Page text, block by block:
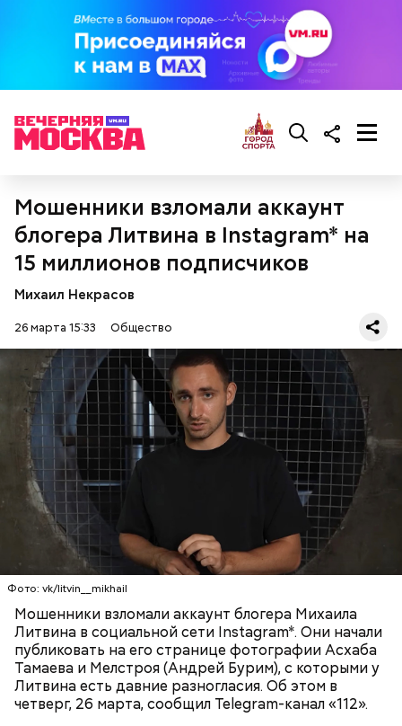
Мошенники взломали аккаунт
блогера Литвина в Instagram* на
15 миллионов подписчиков
Михаил Некрасов
26 марта 15:33 Общество
Фото: vk/litvin__mikhail
Мошенники взломали аккаунт блогера Михаила
Литвина в социальной сети Instagram*. Они начали
публиковать на его странице фотографии Асхаба
Тамаева и Мелстроя (Андрей Бурим), с которыми у
Литвина есть давние разногласия. Об этом в
четверг, 26 марта, сообщил Telegram-канал «112».
Ингредиенты:
кабачок;
брынза;
помидоры черри либо грунтовые.
Терапевт Кондрахин назвал
продукты и напитки, которые
выводят токсины из организма
Ранние плоды, по словам врача, лучше не есть:
беременным, кормящим женщинам;
людям с ослабленной иммунной системой;
пожилым;
Чистит сосуды и защищает от
рака: чем полезен кресс-салат